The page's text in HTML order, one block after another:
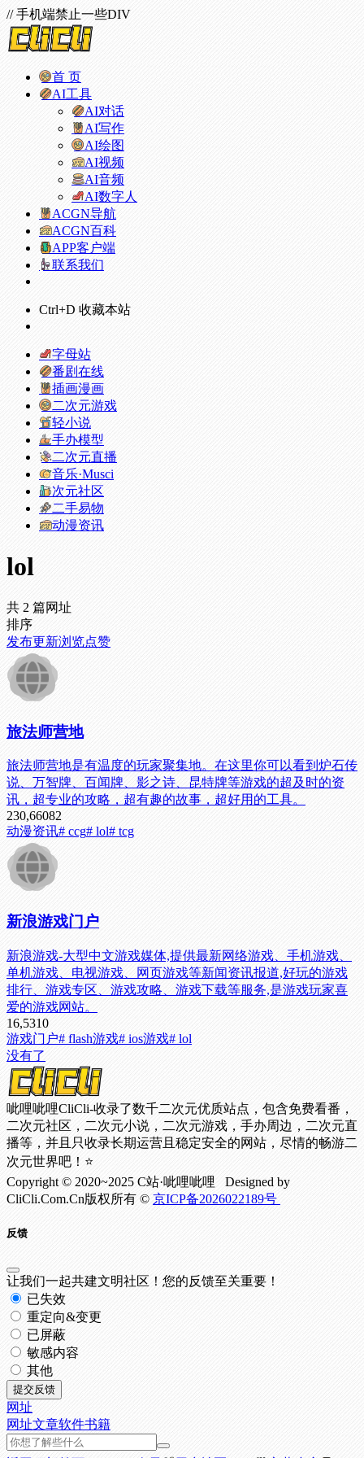
// 手机端禁止一些DIV
首 页
AI工具
AI对话
AI写作
AI绘图
AI视频
AI音频
AI数字人
ACGN导航
ACGN百科
APP客户端
联系我们
Ctrl+D 收藏本站
字母站
番剧在线
插画漫画
二次元游戏
轻小说
手办模型
二次元直播
音乐·Musci
次元社区
二手易物
动漫资讯
lol
共 2 篇网址
排序
发布更新浏览点赞
旅法师营地
旅法师营地是有温度的玩家聚集地。在这里你可以看到炉石传
说、万智牌、百闻牌、影之诗、昆特牌等游戏的超及时的资
讯，超专业的攻略，超有趣的故事，超好用的工具。
230,66082
动漫资讯# ccg# lol# tcg
新浪游戏门户
新浪游戏-大型中文游戏媒体,提供最新网络游戏、手机游戏、
单机游戏、电视游戏、网页游戏等新闻资讯报道,好玩的游戏
排行、游戏专区、游戏攻略、游戏下载等服务,是游戏玩家喜
爱的游戏网站。
16,5310
游戏门户# flash游戏# ios游戏# lol
没有了
呲哩呲哩CliCli-收录了数千二次元优质站点，包含免费看番，
二次元社区，二次元小说，二次元游戏，手办周边，二次元直
播等，并且只收录长期运营且稳定安全的网站，尽情的畅游二
次元世界吧！⭐
Copyright © 2020~2025 C站·呲哩呲哩 Designed by
CliCli.Com.Cn版权所有 © 京ICP备2026022189号
反馈
让我们一起共建文明社区！您的反馈至关重要！
已失效
重定向&变更
已屏蔽
敏感内容
其他
提交反馈
网址
网址文章软件书籍